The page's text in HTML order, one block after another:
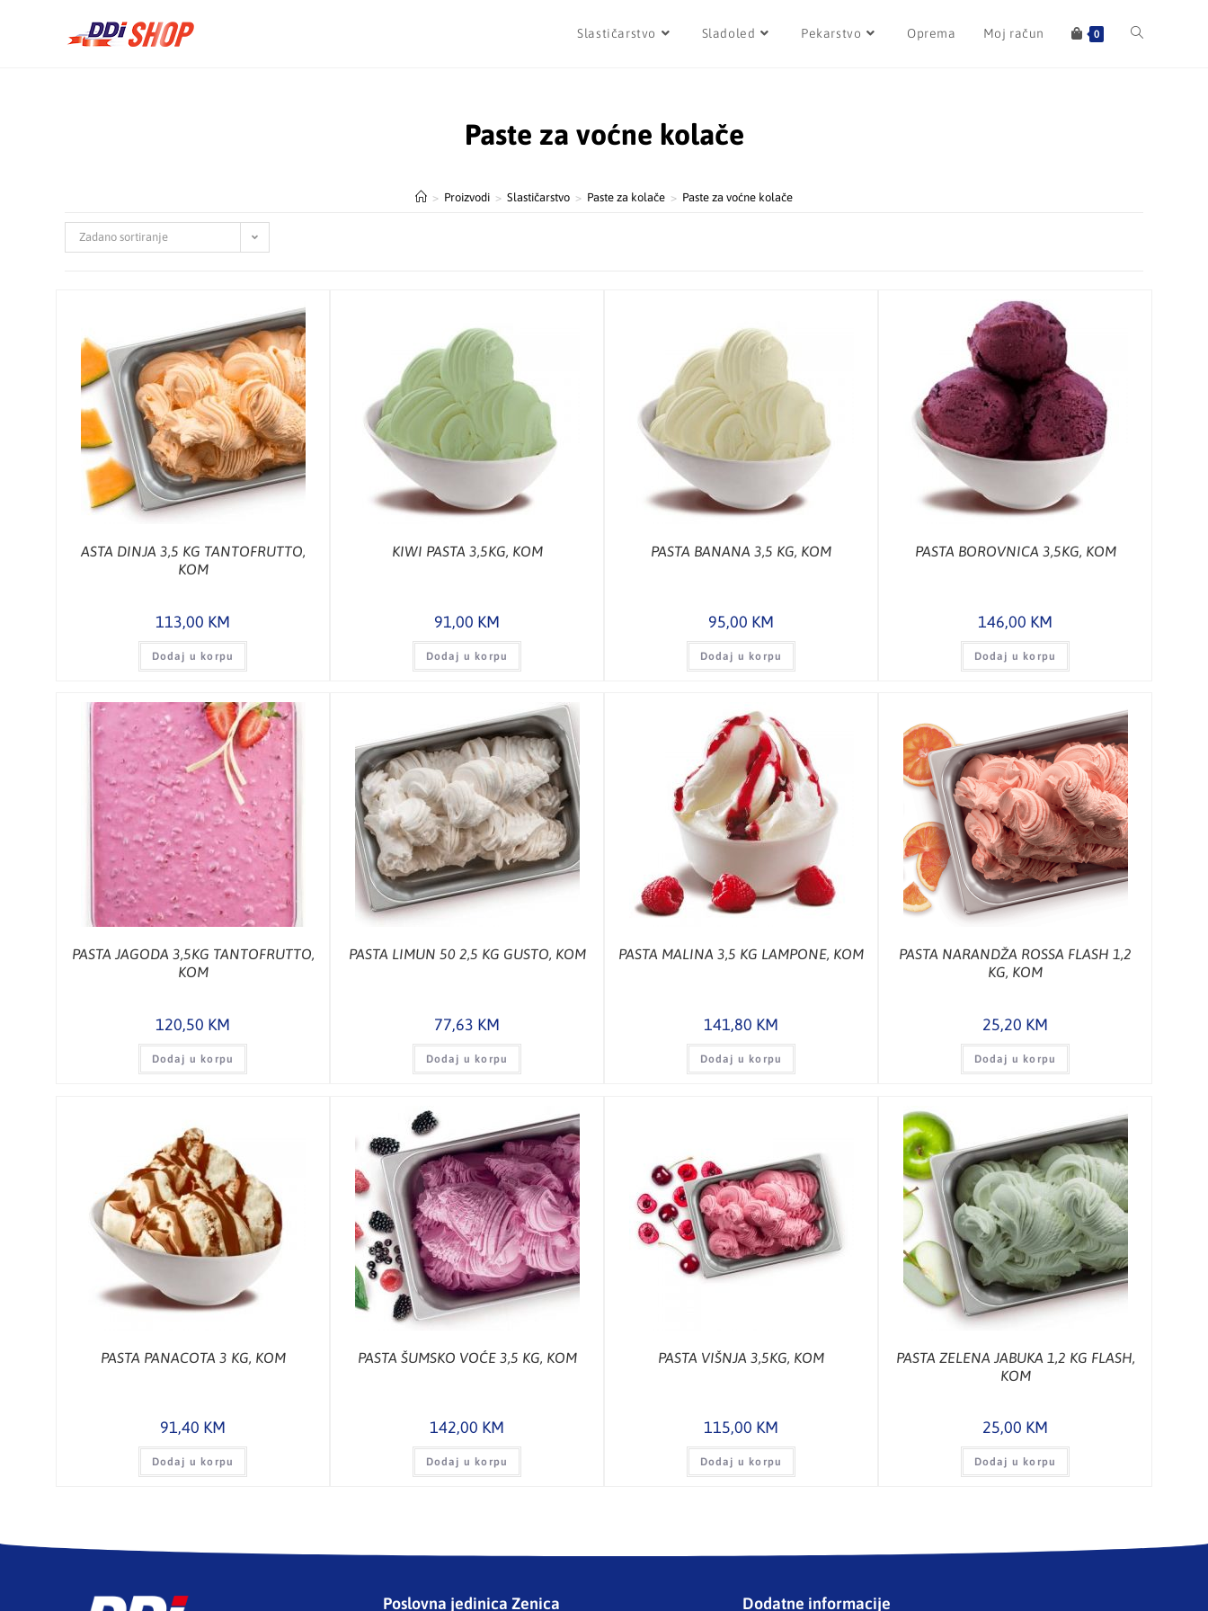
Slastičarstvo Sladoled Pekarstvo Oprema Moj račun 0
Paste za voćne kolače
> Proizvodi > Slastičarstvo > Paste za kolače > Paste za voćne kolače
Zadano sortiranje
ASTA DINJA 3,5 KG TANTOFRUTTO,
KOM
113,00 KM
Dodaj u korpu
KIWI PASTA 3,5KG, KOM
91,00 KM
Dodaj u korpu
PASTA BANANA 3,5 KG, KOM
95,00 KM
Dodaj u korpu
PASTA BOROVNICA 3,5KG, KOM
146,00 KM
Dodaj u korpu
PASTA JAGODA 3,5KG TANTOFRUTTO,
KOM
120,50 KM
Dodaj u korpu
PASTA LIMUN 50 2,5 KG GUSTO, KOM
77,63 KM
Dodaj u korpu
PASTA MALINA 3,5 KG LAMPONE, KOM
141,80 KM
Dodaj u korpu
PASTA NARANDŽA ROSSA FLASH 1,2
KG, KOM
25,20 KM
Dodaj u korpu
PASTA PANACOTA 3 KG, KOM
91,40 KM
Dodaj u korpu
PASTA ŠUMSKO VOĆE 3,5 KG, KOM
142,00 KM
Dodaj u korpu
PASTA VIŠNJA 3,5KG, KOM
115,00 KM
Dodaj u korpu
PASTA ZELENA JABUKA 1,2 KG FLASH,
KOM
25,00 KM
Dodaj u korpu
Poslovna jedinica Zenica Dodatne informacije